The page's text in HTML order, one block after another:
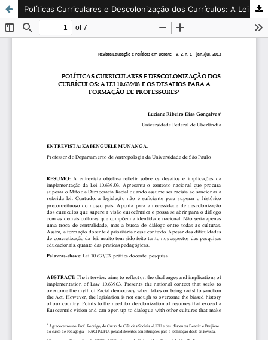
Políticas Curriculares e Descolonização dos Currículos: A Lei 10.639/03 e os Desafios Para a Formação de Professores